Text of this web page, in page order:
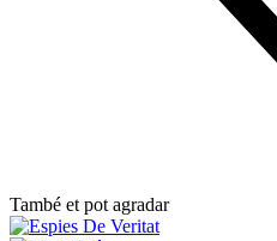
També et pot agradar